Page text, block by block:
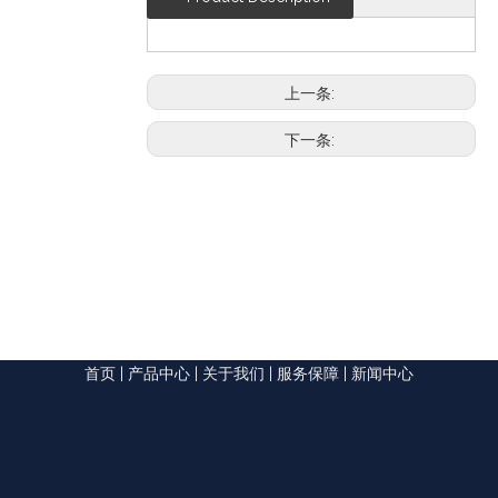
上一条:
下一条:
首页 产品中心 关于我们 服务保障 新闻中心